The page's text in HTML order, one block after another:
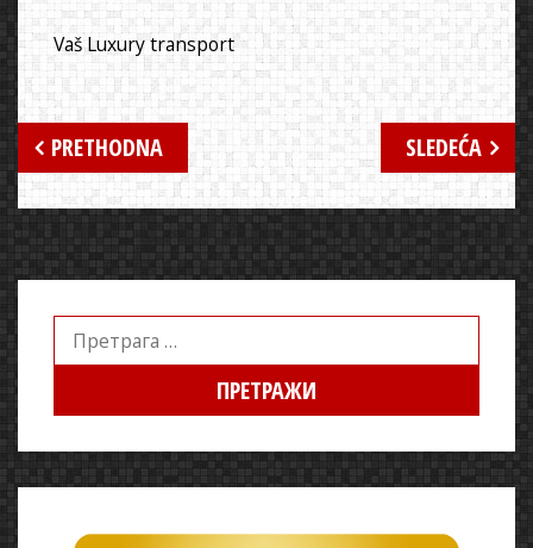
Vaš Luxury transport
Кретање
чланка
PRETHODNA SLEDEĆA
Претрага
за: